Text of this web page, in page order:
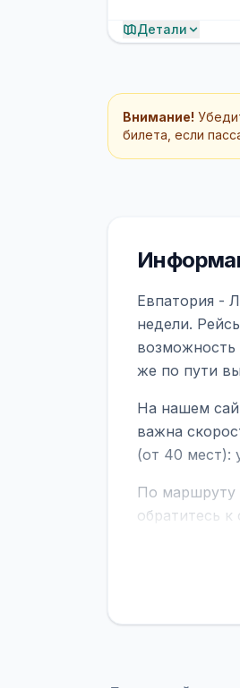
Детали
Внимание!
билета, если
Евпатория -
недели.
возможность
же по пути
На нашем
важна
(от 40 мест):
По маршруту
обратитесь
В автобусах
устройств,
оплата
рейсов вы